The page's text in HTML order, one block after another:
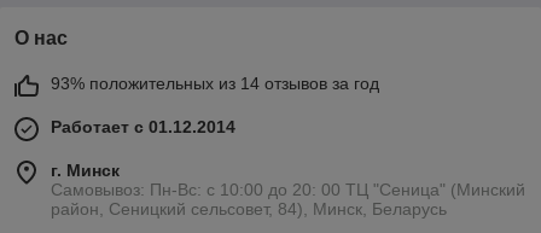
О нас
93% положительных из 14 отзывов за год
Работает с 01.12.2014
г. Минск
Самовывоз: Пн-Вс: с 10:00 до 20: 00 ТЦ "Сеница" (Минский
район, Сеницкий сельсовет, 84), Минск, Беларусь